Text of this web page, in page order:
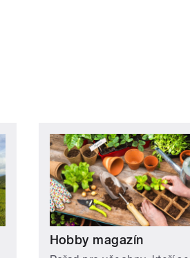
Hobby magazín